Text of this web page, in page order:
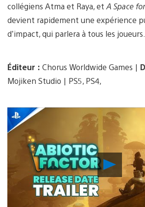
collégiens Atma et Raya, et A Space
devient rapidement une expérience
d’impact, qui parlera à tous les joueurs.
Éditeur : Chorus Worldwide Games |
Mojiken Studio | PS5, PS4,
Lancer
vidéo